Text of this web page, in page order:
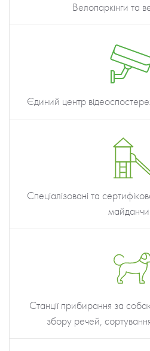
Велопаркінги та
Єдиний центр
Спеціалізовані та
Станції прибирання за
збору речей,